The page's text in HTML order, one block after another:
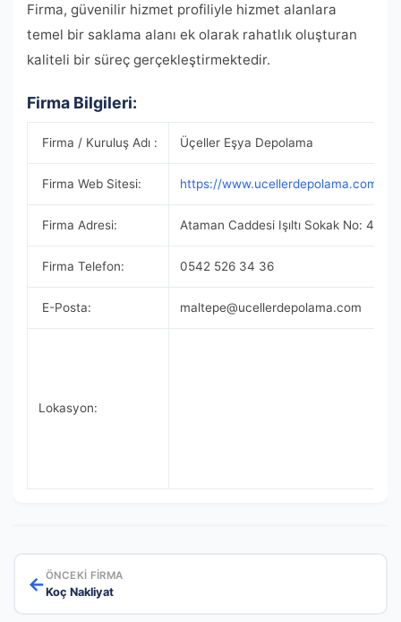
Firma, güvenilir hizmet profiliyle hizmet alanlara
temel bir saklama alanı ek olarak rahatlık oluşturan
kaliteli bir süreç gerçekleştirmektedir.
Firma Bilgileri:
Firma / Kuruluş Adı : Üçeller Eşya Depolama
Firma Web Sitesi: https://www.ucellerdepolama.com/
Firma Adresi: Ataman Caddesi Işıltı Sokak No: 46
Firma Telefon: 0542 526 34 36
E-Posta: maltepe@ucellerdepolama.com
Lokasyon:
←ÖNCEKI FIRMA
Koç Nakliyat